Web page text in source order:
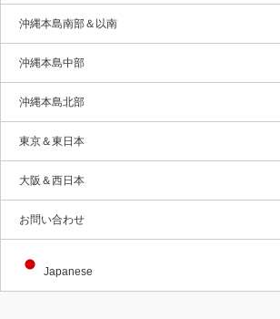
沖縄本島南部＆以南
沖縄本島中部
沖縄本島北部
東京＆東日本
大阪＆西日本
お問い合わせ
Japanese